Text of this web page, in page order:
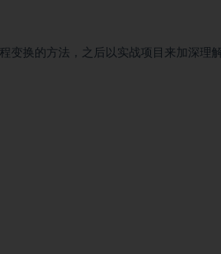
变换的方法，之后以实战项目来加深理